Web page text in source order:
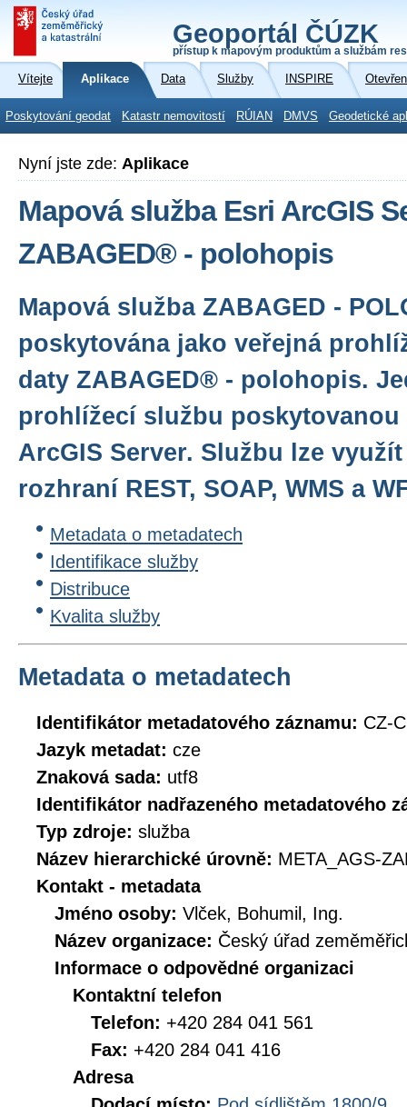
Geoportál ČÚZK
přístup k mapovým produktům a službám
Vítejte Aplikace Data Služby INSPIRE
Poskytování geodat Katastr nemovitostí RÚIAN DMVS Geodetické
Nyní jste zde: Aplikace
Mapová služba Esri ArcGIS
ZABAGED® - polohopis
Mapová služba ZABAGED -
poskytována jako veřejná
daty ZABAGED® - polohopis.
prohlížecí službu
ArcGIS Server. Službu lze
rozhraní REST, SOAP, WMS a
Metadata o metadatech
Identifikace služby
Distribuce
Kvalita služby
Metadata o metadatech
Identifikátor metadatového záznamu: CZ-
Jazyk metadat: cze
Znaková sada: utf8
Identifikátor nadřazeného metadatového
Typ zdroje: služba
Název hierarchické úrovně: META_AGS-
Kontakt - metadata
Jméno osoby: Vlček, Bohumil, Ing.
Název organizace: Český úřad
Informace o odpovědné organizaci
Kontaktní telefon
Telefon: +420 284 041 561
Fax: +420 284 041 416
Adresa